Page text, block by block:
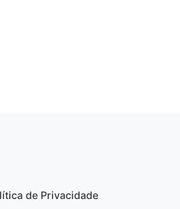
de Privacidade